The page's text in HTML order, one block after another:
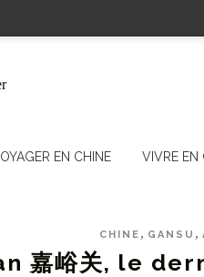
EN CHINE VIVRE EN
CHINE , GANSU ,
嘉峪关, le